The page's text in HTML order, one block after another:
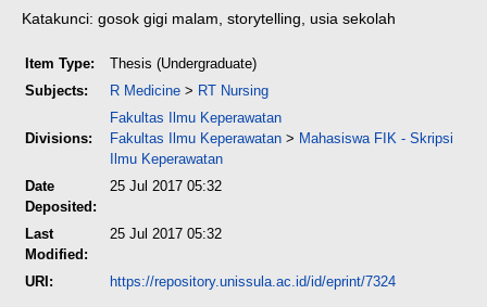
Katakunci: gosok gigi malam, storytelling, usia sekolah
Item Type:
Thesis (Undergraduate)
Subjects:
R Medicine > RT Nursing
Divisions:
Fakultas Ilmu Keperawatan
Fakultas Ilmu Keperawatan > Mahasiswa FIK - Skripsi
Ilmu Keperawatan
Date
Deposited:
25 Jul 2017 05:32
Last
Modified:
25 Jul 2017 05:32
URI: https://repository.unissula.ac.id/id/eprint/7324